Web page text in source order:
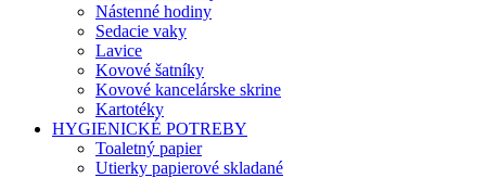
Nástenné hodiny
Sedacie vaky
Lavice
Kovové šatníky
Kovové kancelárske skrine
Kartotéky
HYGIENICKÉ POTREBY
Toaletný papier
Utierky papierové skladané